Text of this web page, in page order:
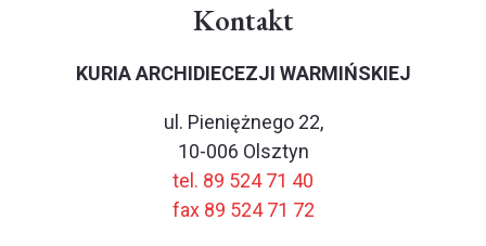
Kontakt
KURIA ARCHIDIECEZJI WARMIŃSKIEJ
ul. Pieniężnego 22,
10-006 Olsztyn
tel. 89 524 71 40
fax 89 524 71 72